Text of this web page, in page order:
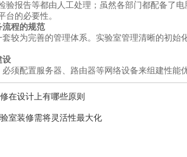
及检验报告等都由人工处理；虽然各部门都配备了
的必要性。
流程的规范
较为完善的管理体系。实验室管理清晰的初始化
设
必须配置服务器、路由器等网络设备来组建性能
在设计上有哪些原则
室装修需将灵活性最大化